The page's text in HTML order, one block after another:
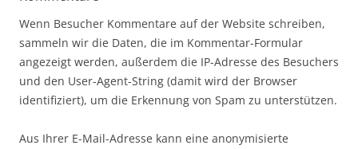
Wenn Besucher Kommentare auf der Website schreiben,
sammeln wir die Daten, die im Kommentar-Formular
angezeigt werden, außerdem die IP-Adresse des Besuchers
und den User-Agent-String (damit wird der Browser
identifiziert), um die Erkennung von Spam zu unterstützen.
Aus Ihrer E-Mail-Adresse kann eine anonymisierte